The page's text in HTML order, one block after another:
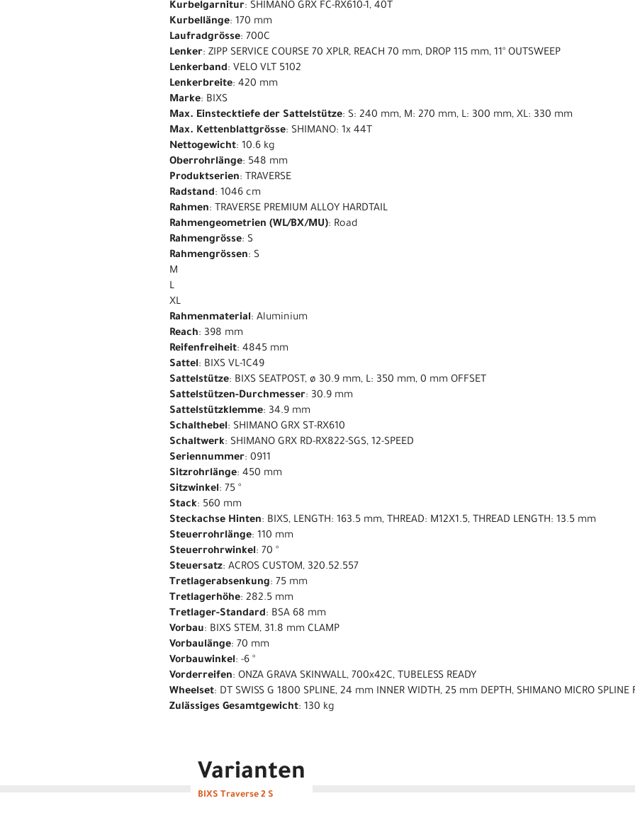
Kurbelgarnitur: SHIMANO GRX FC-RX610-1, 40T
Kurbellänge: 170 mm
Laufradgrösse: 700C
Lenker: ZIPP SERVICE COURSE 70 XPLR, REACH 70 mm, DROP 115 mm, 11° OUTSWEEP
Lenkerband: VELO VLT 5102
Lenkerbreite: 420 mm
Marke: BIXS
Max. Einstecktiefe der Sattelstütze: S: 240 mm, M: 270 mm, L: 300 mm, XL: 330 mm
Max. Kettenblattgrösse: SHIMANO: 1x 44T
Nettogewicht: 10.6 kg
Oberrohrlänge: 548 mm
Produktserien: TRAVERSE
Radstand: 1046 cm
Rahmen: TRAVERSE PREMIUM ALLOY HARDTAIL
Rahmengeometrien (WL/BX/MU): Road
Rahmengrösse: S
Rahmengrössen: S
M
L
XL
Rahmenmaterial: Aluminium
Reach: 398 mm
Reifenfreiheit: 4845 mm
Sattel: BIXS VL-1C49
Sattelstütze: BIXS SEATPOST, ø 30.9 mm, L: 350 mm, 0 mm OFFSET
Sattelstützen-Durchmesser: 30.9 mm
Sattelstützklemme: 34.9 mm
Schalthebel: SHIMANO GRX ST-RX610
Schaltwerk: SHIMANO GRX RD-RX822-SGS, 12-SPEED
Seriennummer: 0911
Sitzrohrlänge: 450 mm
Sitzwinkel: 75 °
Stack: 560 mm
Steckachse Hinten: BIXS, LENGTH: 163.5 mm, THREAD: M12X1.5, THREAD LENGTH: 13.5 mm
Steuerrohrlänge: 110 mm
Steuerrohrwinkel: 70 °
Steuersatz: ACROS CUSTOM, 320.52.557
Tretlagerabsenkung: 75 mm
Tretlagerhöhe: 282.5 mm
Tretlager-Standard: BSA 68 mm
Vorbau: BIXS STEM, 31.8 mm CLAMP
Vorbaulänge: 70 mm
Vorbauwinkel: -6 °
Vorderreifen: ONZA GRAVA SKINWALL, 700x42C, TUBELESS READY
Wheelset: DT SWISS G 1800 SPLINE, 24 mm INNER WIDTH, 25 mm DEPTH, SHIMANO MICRO SPLINE
Zulässiges Gesamtgewicht: 130 kg
Varianten
BIXS Traverse 2 S